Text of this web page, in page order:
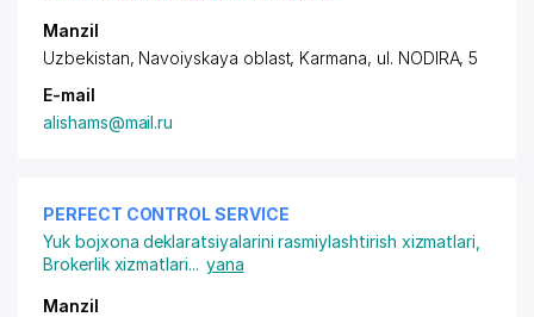
Manzil
Uzbekistan, Navoiyskaya oblast, Karmana, ul. NODIRA, 5
E-mail
alishams@mail.ru
PERFECT CONTROL SERVICE
Yuk bojxona deklaratsiyalarini rasmiylashtirish xizmatlari
Brokerlik xizmatlari... yana
Manzil